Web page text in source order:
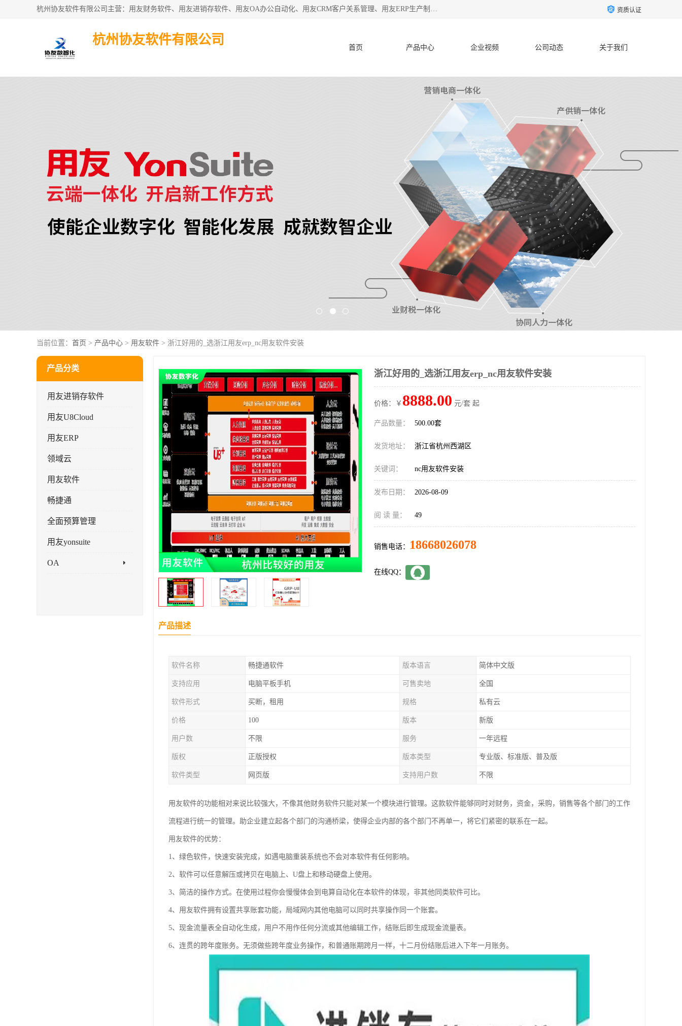
杭州协友软件有限公司主营：用友财务软件、用友进销存软件、用友OA办公自动化、用友CRM客户关系管理、用友ERP生产制造管理等;是一家用友管理软件咨询服务商。自创立至今，一直致力于为客户提供顾问式ERP管理解决方案务，为企业提供了财务管理、供应链和物流管理、生产制造管理、管理、知识与协同管理、客户关系管理等信息化建设领域的应用。 资质认证
杭州协友软件有限公司
首页 产品中心 企业视频 公司动态 关于我们
当前位置： 首页 > 产品中心 > 用友软件 > 浙江好用的_选浙江用友erp_nc用友软件安装
产品分类
用友进销存软件
用友U8Cloud
用友ERP
领域云
用友软件
畅捷通
全面预算管理
用友yonsuite
OA
浙江好用的_选浙江用友erp_nc用友软件安装
价格：￥ 8888.00 元/套 起
产品数量： 500.00套
发货地址： 浙江省杭州西湖区
关键词： nc用友软件安装
发布日期： 2026-08-09
阅 读 量： 49
销售电话： 18668026078
在线QQ：
产品描述
软件名称 畅捷通软件 版本语言 简体中文版
支持应用 电脑平板手机 可售卖地 全国
软件形式 买断，租用 规格 私有云
价格 100 版本 新版
用户数 不限 服务 一年远程
版权 正版授权 版本类型 专业版、标准版、普及版
软件类型 网页版 支持用户数 不限
用友软件的功能相对来说比较强大，不像其他财务软件只能对某一个模块进行管理。这款软件能够同时对财务，资金，采购，销售等各个部门的工作
流程进行统一的管理。助企业建立起各个部门的沟通桥梁，使得企业内部的各个部门不再单一，将它们紧密的联系在一起。
用友软件的优势：
1、绿色软件，快速安装完成，如遇电脑重装系统也不会对本软件有任何影响。
2、软件可以任意解压或拷贝在电脑上、U盘上和移动硬盘上使用。
3、简洁的操作方式。在使用过程你会慢慢体会到电算自动化在本软件的体现，非其他同类软件可比。
4、用友软件拥有设置共享账套功能，局域网内其他电脑可以同时共享操作同一个账套。
5、现金流量表全自动化生成，用户不用作任何分流或其他编辑工作，结账后即生成现金流量表。
6、连贯的跨年度账务。无须做些跨年度业务操作，和普通账期跨月一样，十二月份结账后进入下年一月账务。